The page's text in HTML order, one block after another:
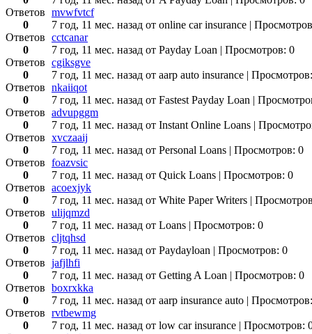
Ответов
0
mvwfvtcf
7 год, 11 мес. назад от online car insurance |
Ответов
0
cctcanar
7 год, 11 мес. назад от Payday Loan | Просмотров: 0
Ответов
0
cgiksgve
7 год, 11 мес. назад от aarp auto insurance |
Ответов
0
nkaiiqot
7 год, 11 мес. назад от Fastest Payday Loan |
Ответов
0
advupggm
7 год, 11 мес. назад от Instant Online Loans |
Ответов
0
xvczaaij
7 год, 11 мес. назад от Personal Loans | Просмотров: 0
Ответов
0
foazvsic
7 год, 11 мес. назад от Quick Loans | Просмотров: 0
Ответов
0
acoexjyk
7 год, 11 мес. назад от White Paper Writers |
Ответов
0
ulijqmzd
7 год, 11 мес. назад от Loans | Просмотров: 0
Ответов
0
cljtqhsd
7 год, 11 мес. назад от Paydayloan | Просмотров: 0
Ответов
0
jafjlhfi
7 год, 11 мес. назад от Getting A Loan | Просмотров: 0
Ответов
0
boxrxkka
7 год, 11 мес. назад от aarp insurance auto |
Ответов
0
rvtbewmg
7 год, 11 мес. назад от low car insurance | Просмотров: